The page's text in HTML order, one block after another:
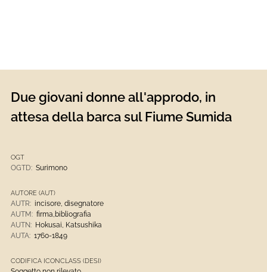
Due giovani donne all'approdo, in
attesa della barca sul Fiume Sumida
OGT
OGTD: Surimono
AUTORE (AUT)
AUTR: incisore, disegnatore
AUTM: firma,bibliografia
AUTN: Hokusai, Katsushika
AUTA: 1760-1849
CODIFICA ICONCLASS (DESI)